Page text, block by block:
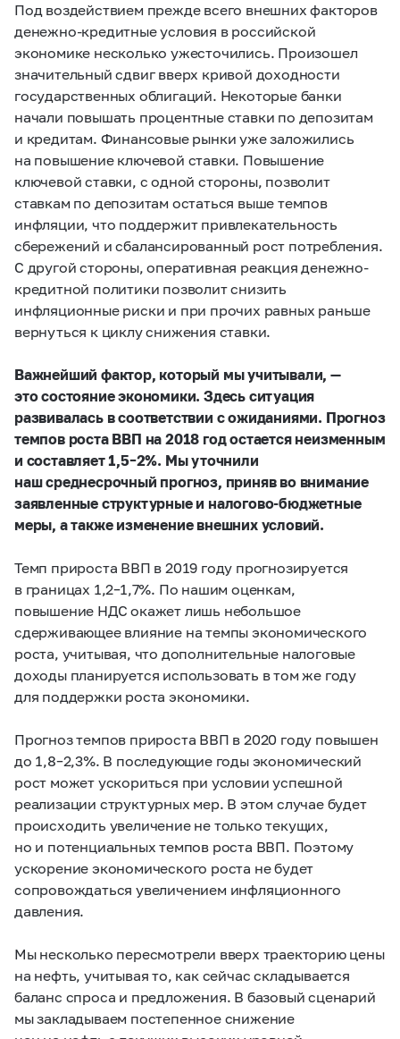
Под воздействием прежде всего внешних факторов
денежно-кредитные условия в российской
экономике несколько ужесточились. Произошел
значительный сдвиг вверх кривой доходности
государственных облигаций. Некоторые банки
начали повышать процентные ставки по депозитам
и кредитам. Финансовые рынки уже заложились
на повышение ключевой ставки. Повышение
ключевой ставки, с одной стороны, позволит
ставкам по депозитам остаться выше темпов
инфляции, что поддержит привлекательность
сбережений и сбалансированный рост потребления.
С другой стороны, оперативная реакция денежно-
кредитной политики позволит снизить
инфляционные риски и при прочих равных раньше
вернуться к циклу снижения ставки.
Важнейший фактор, который мы учитывали, —
это состояние экономики. Здесь ситуация
развивалась в соответствии с ожиданиями. Прогноз
темпов роста ВВП на 2018 год остается неизменным
и составляет1,5–2%. Мы уточнили
наш среднесрочный прогноз, приняв во внимание
заявленные структурные и налогово-бюджетные
меры, а также изменение внешних условий.
Темп прироста ВВП в 2019 году прогнозируется
в границах 1,2–1,7%. По нашим оценкам,
повышение НДС окажет лишь небольшое
сдерживающее влияние на темпы экономического
роста, учитывая, что дополнительные налоговые
доходы планируется использовать в том же году
для поддержки роста экономики.
Прогноз темпов прироста ВВП в 2020 году повышен
до 1,8–2,3%. В последующие годы экономический
рост может ускориться при условии успешной
реализации структурных мер. В этом случае будет
происходить увеличение не только текущих,
но и потенциальных темпов роста ВВП. Поэтому
ускорение экономического роста не будет
сопровождаться увеличением инфляционного
давления.
Мы несколько пересмотрели вверх траекторию цены
на нефть, учитывая то, как сейчас складывается
баланс спроса и предложения. В базовый сценарий
мы закладываем постепенное снижение